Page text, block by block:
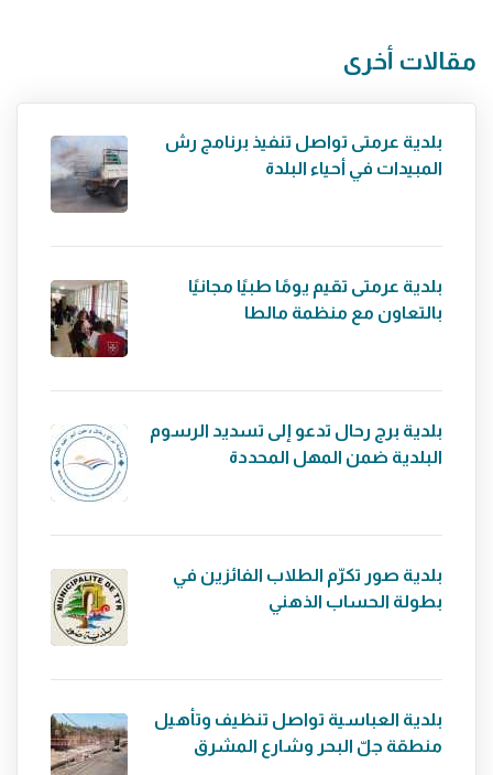
مقالات أخرى
بلدية عرمتى تواصل تنفيذ برنامج رش
المبيدات في أحياء البلدة
بلدية عرمتى تقيم يومًا طبيًا مجانيًا
بالتعاون مع منظمة مالطا
بلدية برج رحال تدعو إلى تسديد الرسوم
البلدية ضمن المهل المحددة
بلدية صور تكرّم الطلاب الفائزين في
بطولة الحساب الذهني
بلدية العباسية تواصل تنظيف وتأهيل
منطقة جلّ البحر وشارع المشرق